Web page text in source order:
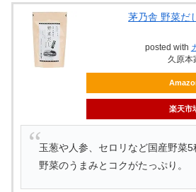
茅乃舎 野菜だ
posted with
久原本
楽天市
玉葱や人参、セロリなど国産野菜5
野菜のうまみとコクがたっぷり。